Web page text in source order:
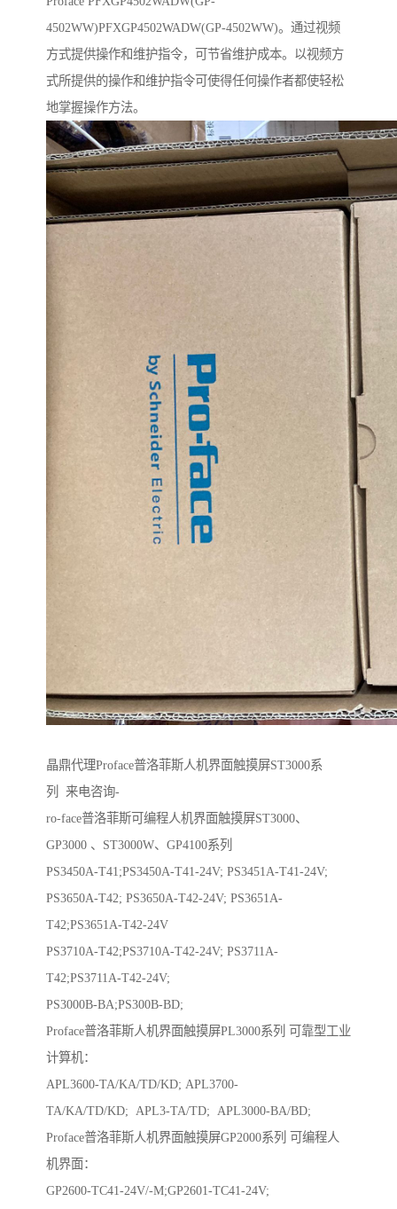
4502WW)PFXGP4502WADW(GP-4502WW)。通过视频
方式提供操作和维护指令，可节省维护成本。以视频方
式所提供的操作和维护指令可使得任何操作者都使轻松
地掌握操作方法。
晶鼎代理Proface普洛菲斯人机界面触摸屏ST3000系
列 来电咨询-
ro-face普洛菲斯可编程人机界面触摸屏ST3000、
GP3000 、ST3000W、GP4100系列
PS3450A-T41;PS3450A-T41-24V; PS3451A-T41-24V;
PS3650A-T42; PS3650A-T42-24V; PS3651A-
T42;PS3651A-T42-24V
PS3710A-T42;PS3710A-T42-24V; PS3711A-
T42;PS3711A-T42-24V;
PS3000B-BA;PS300B-BD;
Proface普洛菲斯人机界面触摸屏PL3000系列 可靠型工业
计算机：
APL3600-TA/KA/TD/KD; APL3700-
TA/KA/TD/KD; APL3-TA/TD; APL3000-BA/BD;
Proface普洛菲斯人机界面触摸屏GP2000系列 可编程人
机界面：
GP2600-TC41-24V/-M;GP2601-TC41-24V;